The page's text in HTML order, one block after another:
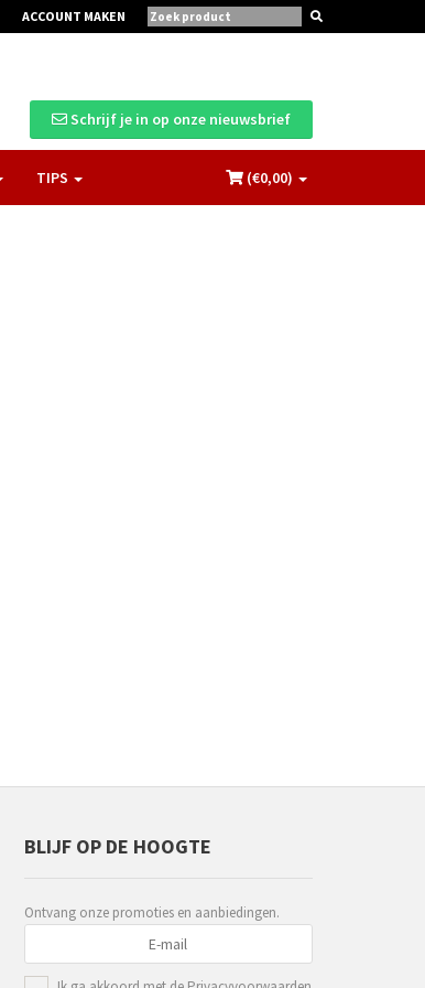
ACCOUNT MAKEN
Schrijf je in op onze nieuwsbrief
TIPS (€0,00)
BLIJF OP DE HOOGTE
Ontvang onze promoties en aanbiedingen.